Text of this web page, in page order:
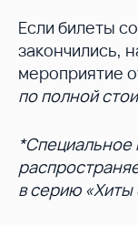
Если билеты
закончились,
мероприятие
по полной
в серию «Хиты